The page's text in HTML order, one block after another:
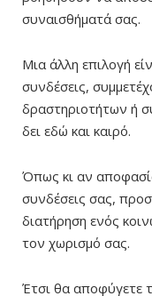
συναισθήματά σας.
Μια άλλη επιλογή
συνδέσεις,
δραστηριοτήτων ή
δει εδώ και καιρό.
Όπως κι αν
συνδέσεις σας,
διατήρηση ενός
τον χωρισμό σας.
Έτσι θα αποφύγετε